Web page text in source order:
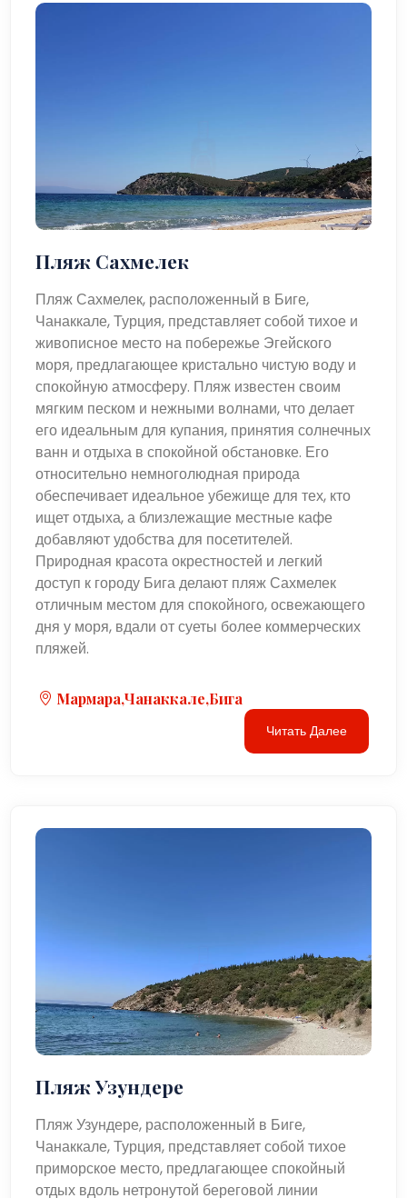
Пляж Сахмелек
Пляж Сахмелек, расположенный в Биге,
Чанаккале, Турция, представляет собой тихое и
живописное место на побережье Эгейского
моря, предлагающее кристально чистую воду и
спокойную атмосферу. Пляж известен своим
мягким песком и нежными волнами, что делает
его идеальным для купания, принятия солнечных
ванн и отдыха в спокойной обстановке. Его
относительно немноголюдная природа
обеспечивает идеальное убежище для тех, кто
ищет отдыха, а близлежащие местные кафе
добавляют удобства для посетителей.
Природная красота окрестностей и легкий
доступ к городу Бига делают пляж Сахмелек
отличным местом для спокойного, освежающего
дня у моря, вдали от суеты более коммерческих
пляжей.
Мармара,Чанаккале,Бига
Читать Далее
Пляж Узундере
Пляж Узундере, расположенный в Биге,
Чанаккале, Турция, представляет собой тихое
приморское место, предлагающее спокойный
отдых вдоль нетронутой береговой линии